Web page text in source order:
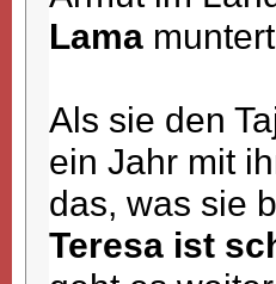
Lama
Als sie den
ein Jahr mit
das, was sie
Teresa ist